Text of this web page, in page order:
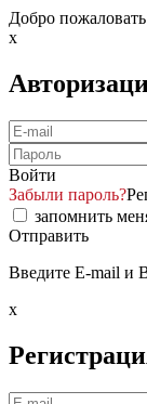
Добро
x
Войти
Забыли пароль?
запомнить
Отправить
Введите E-mail и
x